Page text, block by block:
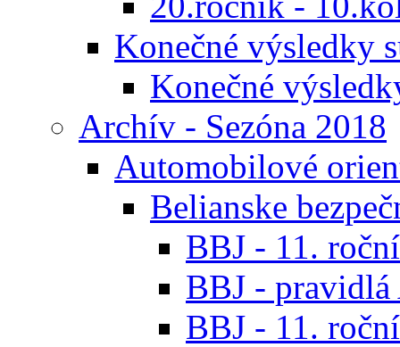
Konečné výsledky
Konečné
Archív - Sezóna 2018
Automobilové
Belianske
BBJ - 11.
BBJ - pravidlá
BBJ - 11.